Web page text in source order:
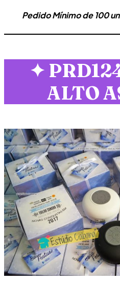
Pedido Mínimo de 100
✦
ALTO